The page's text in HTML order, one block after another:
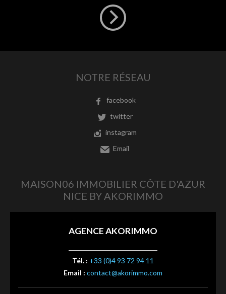
NOTRE RÉSEAU
facebook
twitter
instagram
Email
MAISON06 IMMOBILIER CÔTE D'AZUR
NICE BY AKORIMMO
AGENCE AKORIMMO
Tél. : +33 (0)4 93 72 94 11
Email : contact@akorimmo.com